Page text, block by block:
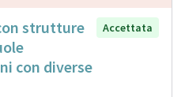
strutture
con diverse
Accettata